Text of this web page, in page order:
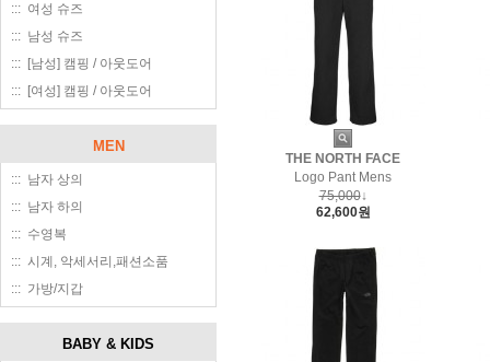
::: 여성 슈즈
::: 남성 슈즈
::: [남성] 캠핑 / 아웃도어
::: [여성] 캠핑 / 아웃도어
MEN
::: 남자 상의
::: 남자 하의
::: 수영복
::: 시계, 악세서리,패션소품
::: 가방/지갑
BABY & KIDS
THE NORTH FACE
Logo Pant Mens
75,000↓
62,600원